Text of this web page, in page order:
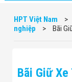
HPT Việt Nam >
nghiệp
> Bãi
Bãi Giữ